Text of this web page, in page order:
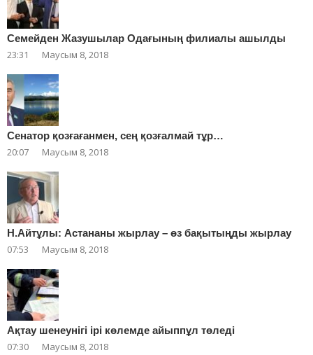
Cемейден Жазушылар Одағының филиалы ашылды
23:31 Маусым 8, 2018
Сенатор қозғағанмен, сең қозғалмай тұр…
20:07 Маусым 8, 2018
Н.Айтұлы: Астананы жырлау – өз бақытыңды жырлау
07:53 Маусым 8, 2018
Ақтау шенеунігі ірі көлемде айыппұл төледі
07:30 Маусым 8, 2018